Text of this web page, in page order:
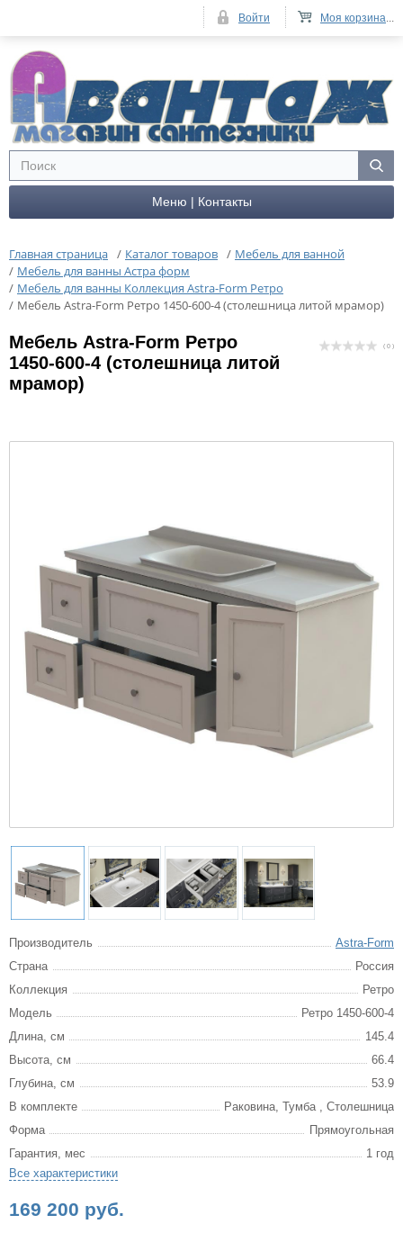
Меню | Контакты
Главная страница / Каталог товаров / Мебель для ванной
/ Мебель для ванны Астра форм
/ Мебель для ванны Коллекция Astra-Form Ретро
/ Мебель Astra-Form Ретро 1450-600-4 (столешница литой мрамор)
Мебель Astra-Form Ретро
1450-600-4 (столешница литой
мрамор)
( 0 )
Производитель
Astra-Form
Страна
Россия
Коллекция
Ретро
Модель
Ретро 1450-600-4
Длина, см
145.4
Высота, см
66.4
Глубина, см
53.9
В комплекте
Раковина, Тумба , Столешница
Форма
Прямоугольная
Гарантия, мес
1 год
Все характеристики
169 200 руб.
Моя корзина...
Войти